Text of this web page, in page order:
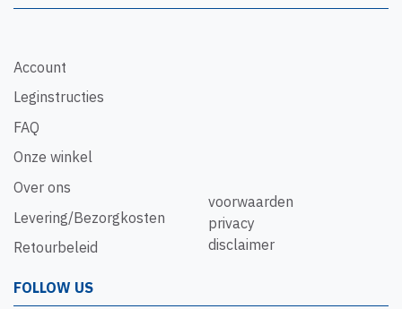
Account
Leginstructies
FAQ
Onze winkel
Over ons
Levering/Bezorgkosten
Retourbeleid
voorwaarden
privacy
disclaimer
FOLLOW US